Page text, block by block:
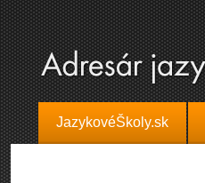
JazykovéŠkoly.sk